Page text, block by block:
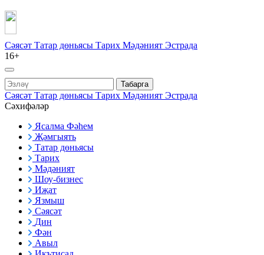
Сәясәт Татар дөньясы Тарих Мәдәният Эстрада
16+
Табарга
Сәясәт Татар дөньясы Тарих Мәдәният Эстрада
Сәхифәләр
Ясалма Фәһем
Җәмгыять
Татар дөньясы
Тарих
Мәдәният
Шоу-бизнес
Иҗат
Язмыш
Сәясәт
Дин
Фән
Авыл